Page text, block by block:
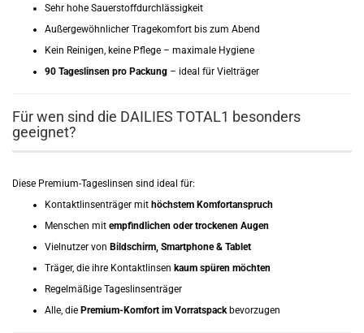
Sehr hohe Sauerstoffdurchlässigkeit
Außergewöhnlicher Tragekomfort bis zum Abend
Kein Reinigen, keine Pflege – maximale Hygiene
90 Tageslinsen pro Packung – ideal für Vielträger
Für wen sind die DAILIES TOTAL1 besonders
geeignet?
Diese Premium-Tageslinsen sind ideal für:
Kontaktlinsenträger mit höchstem Komfortanspruch
Menschen mit empfindlichen oder trockenen Augen
Vielnutzer von Bildschirm, Smartphone & Tablet
Träger, die ihre Kontaktlinsen kaum spüren möchten
Regelmäßige Tageslinsenträger
Alle, die Premium-Komfort im Vorratspackbevorzugen